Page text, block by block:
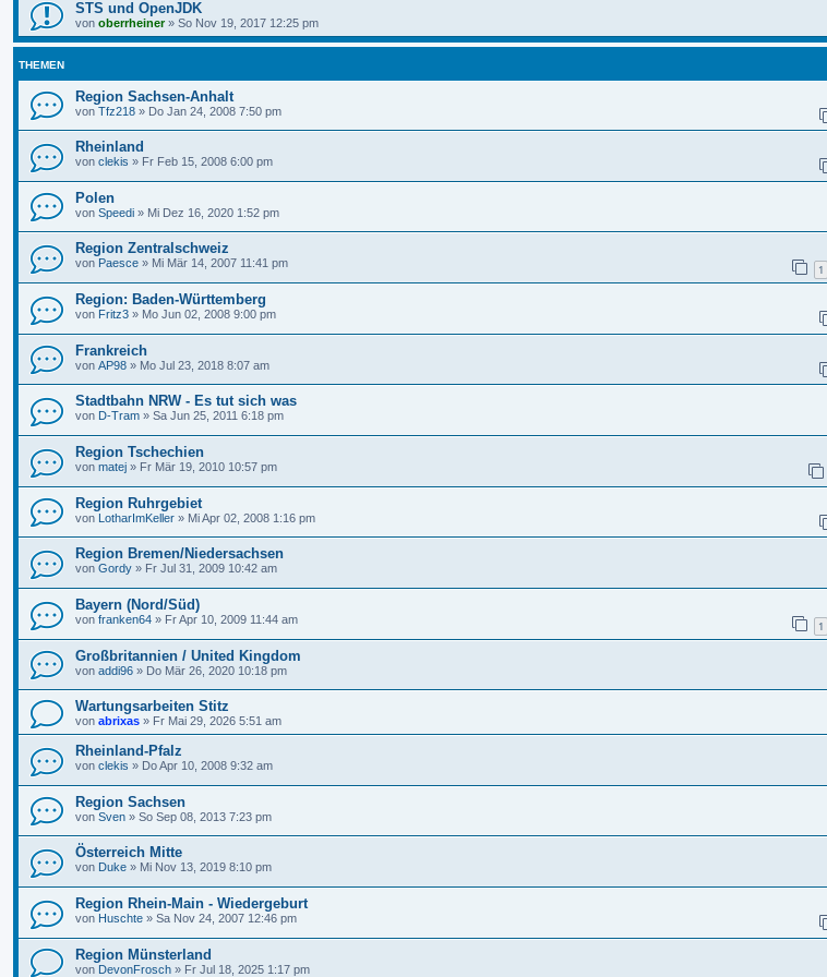
STS und OpenJDK
von oberrheiner» So Nov 19, 2017 12:25 pm
THEMEN
Region Sachsen-Anhalt
von Tfz218 » Do Jan 24, 2008 7:50 pm
Rheinland
von clekis » Fr Feb 15, 2008 6:00 pm
Polen
von Speedi » Mi Dez 16, 2020 1:52 pm
Region Zentralschweiz
von Paesce » Mi Mär 14, 2007 11:41 pm 1
Region: Baden-Württemberg
von Fritz3 » Mo Jun 02, 2008 9:00 pm
Frankreich
von AP98 » Mo Jul 23, 2018 8:07 am
Stadtbahn NRW - Es tut sich was
von D-Tram » Sa Jun 25, 2011 6:18 pm
Region Tschechien
von matej » Fr Mär 19, 2010 10:57 pm
Region Ruhrgebiet
von LotharImKeller » Mi Apr 02, 2008 1:16 pm
Region Bremen/Niedersachsen
von Gordy » Fr Jul 31, 2009 10:42 am
Bayern (Nord/Süd)
von franken64 » Fr Apr 10, 2009 11:44 am 1
Großbritannien / United Kingdom
von addi96 » Do Mär 26, 2020 10:18 pm
Wartungsarbeiten Stitz
von abrixas » Fr Mai 29, 2026 5:51 am
Rheinland-Pfalz
von clekis » Do Apr 10, 2008 9:32 am
Region Sachsen
von Sven » So Sep 08, 2013 7:23 pm
Österreich Mitte
von Duke » Mi Nov 13, 2019 8:10 pm
Region Rhein-Main - Wiedergeburt
von Huschte » Sa Nov 24, 2007 12:46 pm
Region Münsterland
von DevonFrosch » Fr Jul 18, 2025 1:17 pm